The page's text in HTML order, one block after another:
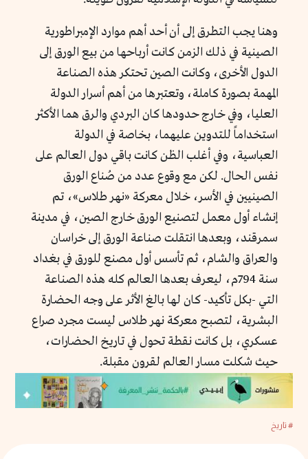
وهنا يجب التطرق إلى أن أحد أهم موارد الإمبراطورية
الصينية في ذلك الزمن كانت أرباحها من بيع الورق إلى
الدول الأخرى، وكانت الصين تحتكر هذه الصناعة
المهمة بصورة كاملة، وتعتبرها من أهم أسرار الدولة
العليا، وفي خارج حدودها كان البردي والرق هما الأكثر
استخداماً للتدوين عليهما، بخاصة في الدولة
العباسية، وفي أغلب الظن كانت باقي دول العالم على
نفس الحال. لكن مع وقوع عدد من صُناع الورق
الصينيين في الأسر، خلال معركة «نهر طلاس»، تم
إنشاء أول معمل لتصنيع الورق خارج الصين، في مدينة
سمرقند، وبعدها انتقلت صناعة الورق إلى خراسان
والعراق والشام، ثم تأسس أول مصنع للورق في بغداد
سنة 794م، ليعرف بعدها العالم كله هذه الصناعة
التي -بكل تأكيد- كان لها بالغ الأثر على وجه الحضارة
البشرية، لتصبح معركة نهر طلاس ليست مجرد صراع
عسكري، بل كانت نقطة تحول في تاريخ الحضارات،
حيث شكلت مسار العالم لقرون مقبلة.
# تاريخ